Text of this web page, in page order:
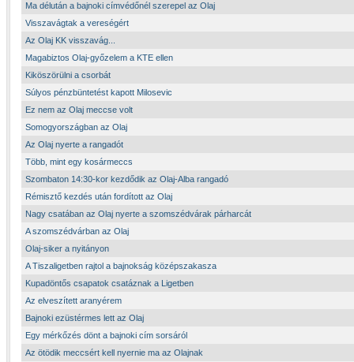
Ma délután a bajnoki címvédőnél szerepel az Olaj
Visszavágtak a vereségért
Az Olaj KK visszavág...
Magabiztos Olaj-győzelem a KTE ellen
Kiköszörülni a csorbát
Súlyos pénzbüntetést kapott Milosevic
Ez nem az Olaj meccse volt
Somogyországban az Olaj
Az Olaj nyerte a rangadót
Több, mint egy kosármeccs
Szombaton 14:30-kor kezdődik az Olaj-Alba rangadó
Rémisztő kezdés után fordított az Olaj
Nagy csatában az Olaj nyerte a szomszédvárak párharcát
A szomszédvárban az Olaj
Olaj-siker a nyitányon
A Tiszaligetben rajtol a bajnokság középszakasza
Kupadöntős csapatok csatáznak a Ligetben
Az elveszített aranyérem
Bajnoki ezüstérmes lett az Olaj
Egy mérkőzés dönt a bajnoki cím sorsáról
Az ötödik meccsért kell nyernie ma az Olajnak